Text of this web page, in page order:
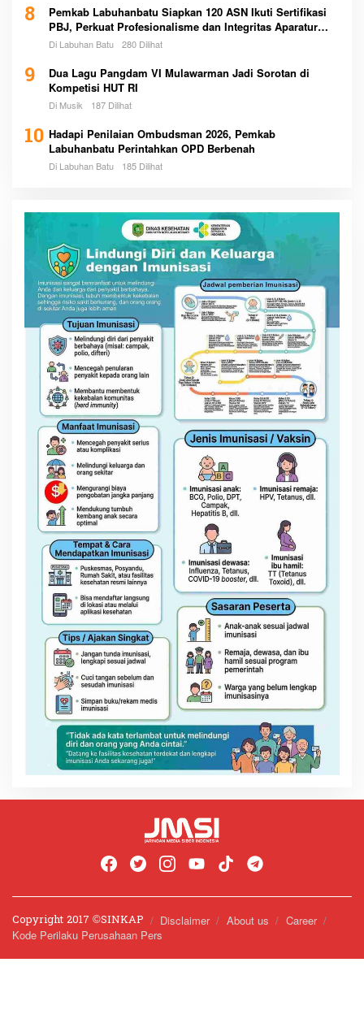
8
Pemkab Labuhanbatu Siapkan 120 ASN Ikuti Sertifikasi
PBJ, Perkuat Profesionalisme dan Integritas Aparatur
Pemerintah
Di Labuhan Batu 280 Dilihat
9
Dua Lagu Pangdam VI Mulawarman Jadi Sorotan di
Kompetisi HUT RI
Di Musik 187 Dilihat
10 Hadapi Penilaian Ombudsman 2026, Pemkab
Labuhanbatu Perintahkan OPD Berbenah
Di Labuhan Batu 185 Dilihat
Copyright 2017 ©️SINKAP Disclaimer About us
Career
Kode Perilaku Perusahaan Pers